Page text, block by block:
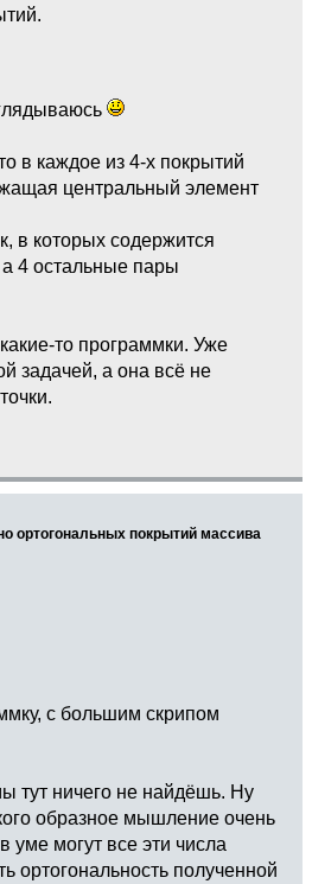
в каждое из 4-х покрытий
центральный элемент
в которых содержится
4 остальные пары
то программки. Уже
задачей, а она всё не
ортогональных покрытий массива
с большим скрипом
тут ничего не найдёшь. Ну
образное мышление очень
уме могут все эти числа
ортогональность полученной